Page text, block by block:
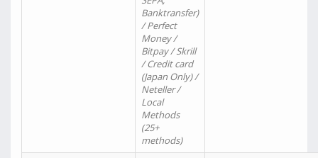
Banktransfer)
/ Perfect
Money /
Bitpay / Skrill
/ Credit card
(Japan Only) /
Neteller /
Local
Methods
(25+
methods)